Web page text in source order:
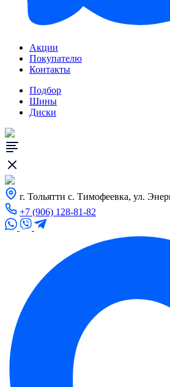
Акции
Покупателю
Контакты
Подбор
Шины
Диски
г. Тольятти с. Тимофеевка, ул.
+7 (906) 128-81-82